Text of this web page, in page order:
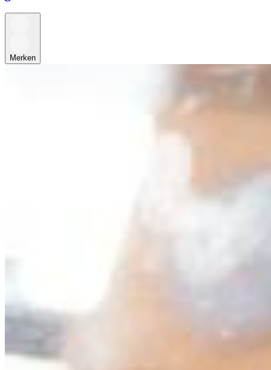
Merken